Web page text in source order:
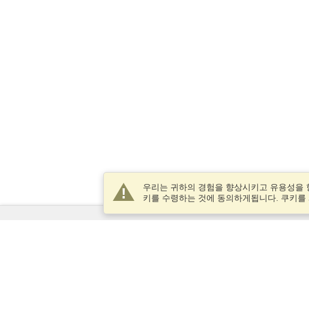
우리는 귀하의 경험을 향상시키고 유용성
키를 수령하는 것에 동의하게됩니다. 쿠키